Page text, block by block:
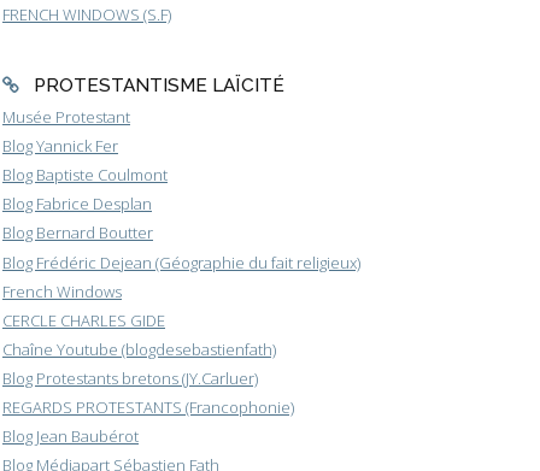
FRENCH WINDOWS (S.F)
PROTESTANTISME LAÏCITÉ
Musée Protestant
Blog Yannick Fer
Blog Baptiste Coulmont
Blog Fabrice Desplan
Blog Bernard Boutter
Blog Frédéric Dejean (Géographie du fait religieux)
French Windows
CERCLE CHARLES GIDE
Chaîne Youtube (blogdesebastienfath)
Blog Protestants bretons (JY.Carluer)
REGARDS PROTESTANTS (Francophonie)
Blog Jean Baubérot
Blog Médiapart Sébastien Fath